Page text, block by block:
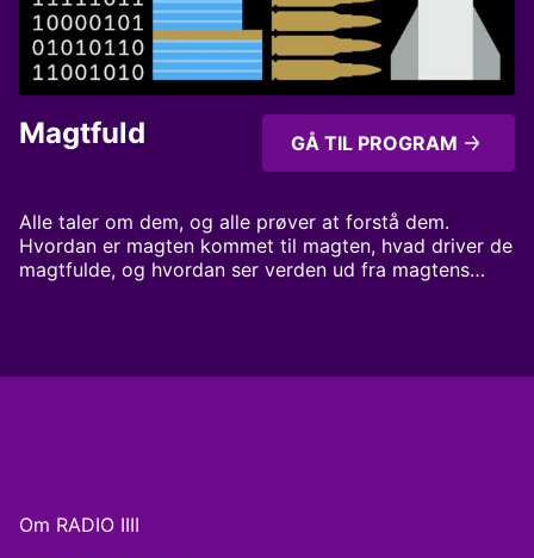
Magtfuld GÅ TIL PROGRAM
Alle taler om dem, og alle prøver at forstå dem.
Hvordan er magten kommet til magten, hvad driver de
magtfulde, og hvordan ser verden ud fra magtens
Om RADIO IIII